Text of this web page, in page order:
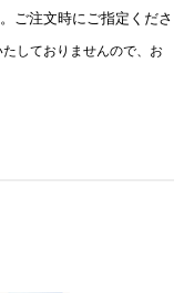
ご注文時にご指定くださ
しておりませんので、お